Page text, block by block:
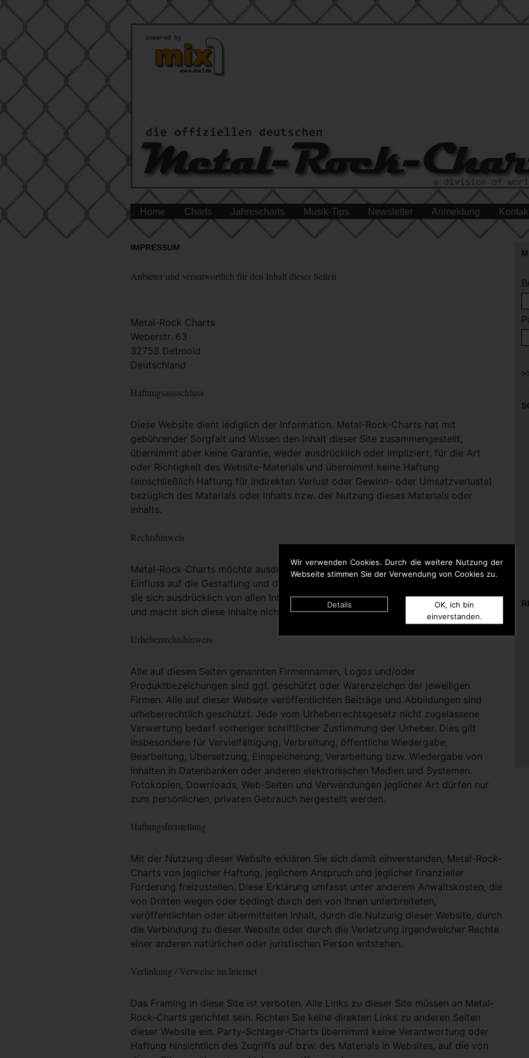
Wir verwenden Cookies. Durch die weitere Nutzung der
Webseite stimmen Sie der Verwendung von Cookies zu.
Details
OK, ich bin
einverstanden.
Home Charts Jahrescharts Musik-Tips Newsletter Anmeldung
IMPRESSUM
Anbieter und verantwortlich für den Inhalt dieser Seiten
Metal-Rock Charts
Weberstr. 63
32758 Detmold
Deutschland
Haftungsausschluss
Diese Website dient lediglich der Information. Metal-Rock-Charts hat mit
gebührender Sorgfalt und Wissen den Inhalt dieser Site zusammengestellt,
übernimmt aber keine Garantie, weder ausdrücklich oder impliziert, für die Art
oder Richtigkeit des Website-Materials und übernimmt keine Haftung
(einschließlich Haftung für indirekten Verlust oder Gewinn- oder Umsatzverluste)
bezüglich des Materials oder Inhalts bzw. der Nutzung dieses Materials oder
Inhalts.
Rechtshinweis
Metal-Rock-Charts möchte ausdrücklich darauf hinweisen, dass sie keinerlei
Einfluss auf die Gestaltung und die Inhalte gelinkter Seiten hat. Deshalb distanziert
sie sich ausdrücklich von allen Inhalten aller gelinkten Seiten auf dieser Homepage
und macht sich diese Inhalte nicht zu Eigen.
Urheberrechtshinweis
Alle auf diesen Seiten genannten Firmennamen, Logos und/oder
Produktbezeichungen sind ggf. geschützt oder Warenzeichen der jeweiligen
Firmen. Alle auf dieser Website veröffentlichten Beiträge und Abbildungen sind
urheberrechtlich geschützt. Jede vom Urheberrechtsgesetz nicht zugelassene
Verwertung bedarf vorheriger schriftlicher Zustimmung der Urheber. Dies gilt
insbesondere für Vervielfältigung, Verbreitung, öffentliche Wiedergabe,
Bearbeitung, Übersetzung, Einspeicherung, Verarbeitung bzw. Wiedergabe von
Inhalten in Datenbanken oder anderen elektronischen Medien und Systemen.
Fotokopien, Downloads, Web-Seiten und Verwendungen jeglicher Art dürfen nur
zum persönlichen, privaten Gebrauch hergestellt werden.
Haftungsfreistellung
Mit der Nutzung dieser Website erklären Sie sich damit einverstanden, Metal-Rock-
Charts von jeglicher Haftung, jeglichem Anspruch und jeglicher finanzieller
Forderung freizustellen. Diese Erklärung umfasst unter anderem Anwaltskosten, die
von Dritten wegen oder bedingt durch den von Ihnen unterbreiteten,
veröffentlichten oder übermittelten Inhalt, durch die Nutzung dieser Website, durch
die Verbindung zu dieser Website oder durch die Verletzung irgendwelcher Rechte
einer anderen natürlichen oder juristischen Person entstehen.
Verlinkung / Verweise im Internet
Das Framing in diese Site ist verboten. Alle Links zu dieser Site müssen an Metal-
Rock-Charts gerichtet sein. Richten Sie keine direkten Links zu anderen Seiten
dieser Website ein. Party-Schlager-Charts übernimmt keine Verantwortung oder
Haftung hinsichtlich des Zugriffs auf bzw. des Materials in Websites, auf die von